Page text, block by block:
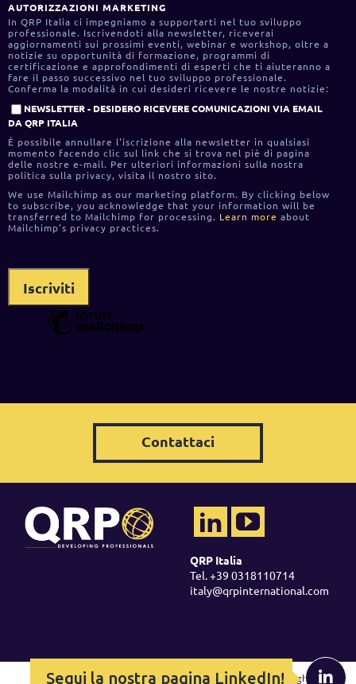
AUTORIZZAZIONI MARKETING
In QRP Italia ci impegniamo a supportarti nel tuo sviluppo
professionale. Iscrivendoti alla newsletter, riceverai
aggiornamenti sui prossimi eventi, webinar e workshop, oltre a
notizie su opportunità di formazione, programmi di
certificazione e approfondimenti di esperti che ti aiuteranno a
fare il passo successivo nel tuo sviluppo professionale.
Conferma la modalità in cui desideri ricevere le nostre notizie:
NEWSLETTER - DESIDERO RICEVERE COMUNICAZIONI VIA EMAIL
DA QRP ITALIA
È possibile annullare l'iscrizione alla newsletter in qualsiasi
momento facendo clic sul link che si trova nel piè di pagina
delle nostre e-mail. Per ulteriori informazioni sulla nostra
politica sulla privacy, visita il nostro sito.
We use Mailchimp as our marketing platform. By clicking below
to subscribe, you acknowledge that your information will be
transferred to Mailchimp for processing. Learn more about
Mailchimp's privacy practices.
Contattaci
QRP Italia
Tel. +39 0318110714
italy@qrpinternational.com
Copyright © 2026 QRP -Legal Policy-Cookie Policy- Copyright &
Segui la nostra pagina LinkedIn!